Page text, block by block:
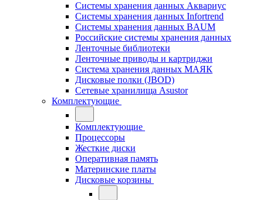
Системы хранения данных Аквариус
Системы хранения данных Infortrend
Системы хранения данных BAUM
Российские системы хранения данных
Ленточные библиотеки
Ленточные приводы и картриджи
Система хранения данных МАЯК
Дисковые полки (JBOD)
Сетевые хранилища Asustor
Комплектующие
Комплектующие
Процессоры
Жесткие диски
Оперативная память
Материнские платы
Дисковые корзины